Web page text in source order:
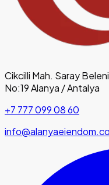
Cikcilli Mah. Saray
No:19 Alanya / Antalya
+7 777 099 08 60